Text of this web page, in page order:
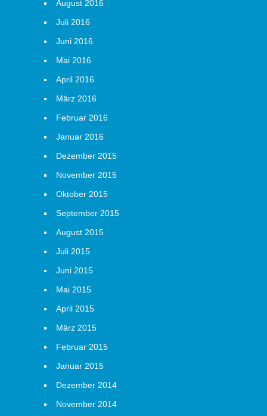
August 2016
Juli 2016
Juni 2016
Mai 2016
April 2016
März 2016
Februar 2016
Januar 2016
Dezember 2015
November 2015
Oktober 2015
September 2015
August 2015
Juli 2015
Juni 2015
Mai 2015
April 2015
März 2015
Februar 2015
Januar 2015
Dezember 2014
November 2014